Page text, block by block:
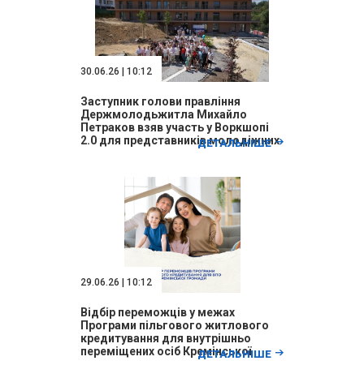
30.06.26 | 10:12
Заступник голови правління
Держмолодьжитла Михайло
Петраков взяв участь у Воркшопі
2.0 для представників молодіжних
ДЕТАЛЬНІШЕ
29.06.26 | 10:12
Відбір переможців у межах
Програми пільгового житлового
кредитування для внутрішньо
переміщених осіб Кремінської
ДЕТАЛЬНІШЕ